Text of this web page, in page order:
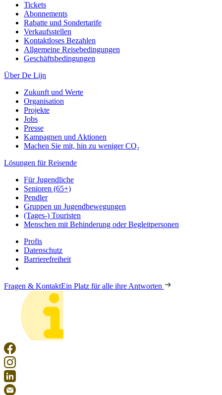
Tickets
Abonnements
Rabatte und Sondertarife
Verkaufsstellen
Kontaktloses Bezahlen
Allgemeine Reisebedingungen
Geschäftsbedingungen
Über De Lijn
Zukunft und Werte
Organisation
Projekte
Jobs
Presse
Kampagnen und Aktionen
Machen Sie mit, hin zu weniger CO₂
Lösungen für Reisende
Für Jugendliche
Senioren (65+)
Pendler
Gruppen un Jugendbewegungen
(Tages-) Touristen
Menschen mit Behinderung oder Begleitpersonen
Profis
Datenschutz
Barrierefreiheit
Fragen & KontaktEin Platz für alle ihre Antworten